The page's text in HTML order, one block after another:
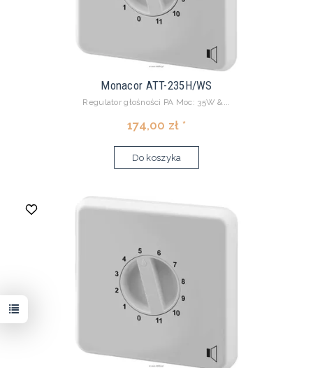
Monacor ATT-235H/WS
Regulator głośności PA Moc: 35W &...
174,00 zł *
Do koszyka